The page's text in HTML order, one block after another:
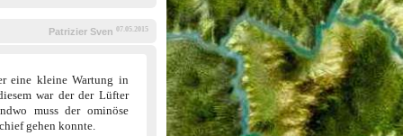
07.05.2015
Patrizier Sven
eine kleine Wartung in
war der der Lüfter
muss der ominöse
gehen konnte.